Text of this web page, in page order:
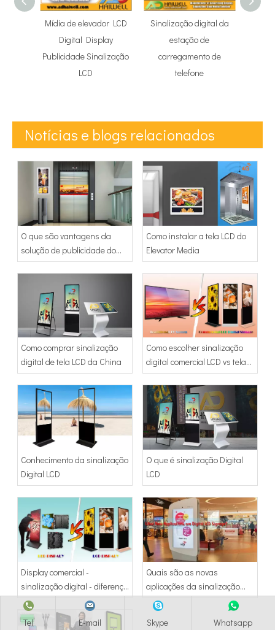
Mídia de elevador LCD
Digital Display
Publicidade Sinalização
LCD
Sinalização digital da
estação de
carregamento de
telefone
Notícias e blogs relacionados
O que são vantagens da
solução de publicidade do
elevador
Como instalar a tela LCD do
Elevator Media
Como comprar sinalização
digital de tela LCD da China
Como escolher sinalização
digital comercial LCD vs tela
de TV
Conhecimento da sinalização
Digital LCD
O que é sinalização Digital
LCD
Display comercial -
sinalização digital - diferença
entre display LCD e LED
Quais são as novas
aplicações da sinalização
digital LCD?
Tel
E-mail Skype Whatsapp